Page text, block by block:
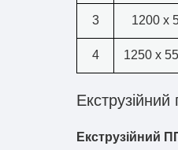
3 1200 х
4 1250 х
Екструзійний
Екструзійний